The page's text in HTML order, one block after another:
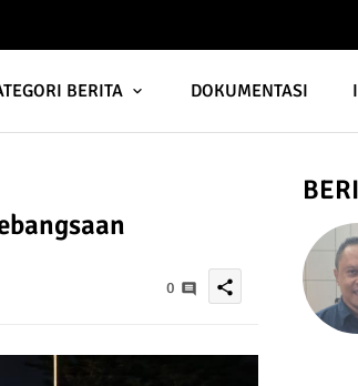
BERITA DOKUMENTASI
0 share